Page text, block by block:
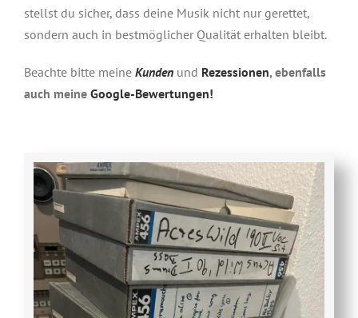
stellst du sicher, dass deine Musik nicht nur gerettet,
sondern auch in bestmöglicher Qualität erhalten bleibt.
Beachte bitte meine Kundenund Rezessionen, ebenfalls
auch meine Google-Bewertungen!